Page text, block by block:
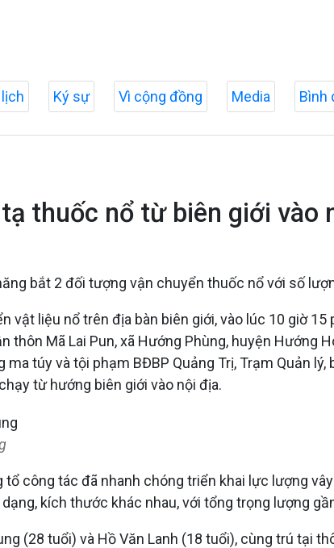
lịch Ký sự Vì cộng đồng Media Bình
thuốc nổ từ biên giới vào
bắt 2 đối tượng vận chuyển thuốc nổ với số
liệu nổ trên địa bàn biên giới, vào lúc 10 giờ
Mã Lai Pun, xã Hướng Phùng, huyện Hướng
túy và tội phạm BĐBP Quảng Trị, Trạm Quản
từ hướng biên giới vào nội địa.
công tác đã nhanh chóng triển khai lực lượng
kích thước khác nhau, với tổng trọng lượng
(28 tuổi) và Hồ Văn Lanh (18 tuổi), cùng trú tại